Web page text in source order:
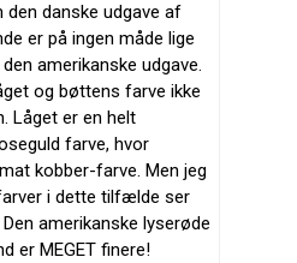
den danske udgave af
er på ingen måde lige
amerikanske udgave.
og bøttens farve ikke
Låget er en helt
farve, hvor
kobber-farve. Men jeg
i dette tilfælde ser
amerikanske lyserøde
er MEGET finere!